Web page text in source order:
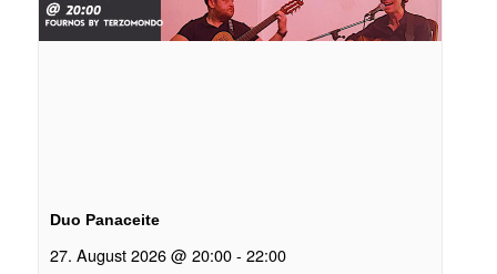
Duo Panaceite
27. August 2026 @ 20:00 - 22:00